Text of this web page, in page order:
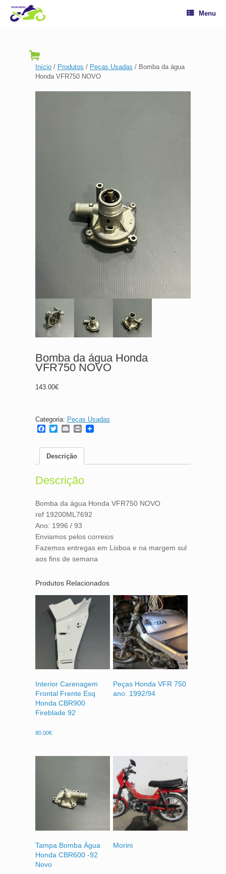
Menu
Início / Produtos / Peças Usadas / Bomba da água
Honda VFR750 NOVO
Bomba da água Honda
VFR750 NOVO
143.00€
Categoria: Peças Usadas
F
e
b
o
k
t
r
E
i
l
P
Descrição
Descrição
Bomba da água Honda VFR750 NOVO
ref 19200ML7692
Ano: 1996 / 93
Enviamos pelos correios
Fazemos entregas em Lisboa e na margem sul
aos fins de semana
Produtos Relacionados
Interior Carenagem
Frontal Frente Esq
Honda CBR900
Fireblade 92
80.00€
Peças Honda VFR 750
ano: 1992/94
Tampa Bomba Água
Honda CBR600 -92
Novo
Morini